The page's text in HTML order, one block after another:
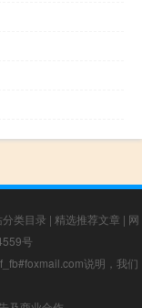
分类目录 | 精选推荐文章 | 网
号
说明，我们